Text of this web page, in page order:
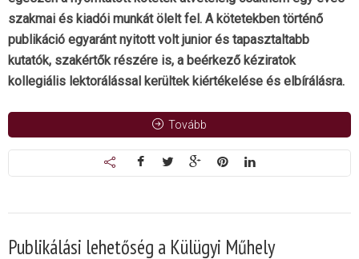
szakmai és kiadói munkát ölelt fel. A kötetekben történő
publikáció egyaránt nyitott volt junior és tapasztaltabb
kutatók, szakértők részére is, a beérkező kéziratok
kollegiális lektorálással kerültek kiértékelése és elbírálásra.
Tovább
Publikálási lehetőség a Külügyi Műhely